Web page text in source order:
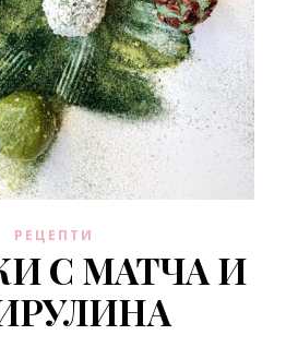
РЕЦЕПТИ
С МАТЧА И